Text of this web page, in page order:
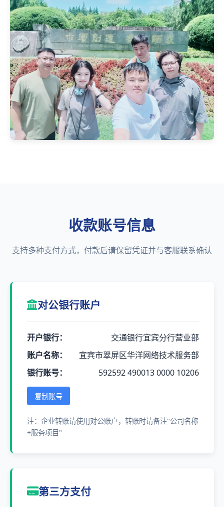
收款账号信息
支持多种支付方式，付款后请保留凭证并与客服联系确认
对公银行账户
开户银行：
交通银行宜宾分行营业部
账户名称：
宜宾市翠屏区华洋网络技术服务部
银行账号：
592592 490013 0000 10206
复制账号
注：企业转账请使用对公账户，转账时请备注"公司名称
+服务项目"
第三方支付